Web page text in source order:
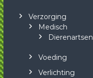
Verzorging
Medisch
Dierenartsen
Voeding
Verlichting